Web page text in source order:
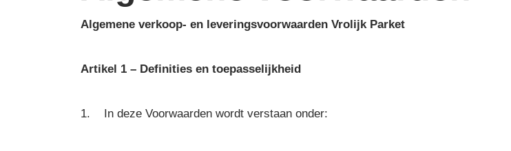
Algemene verkoop- en leveringsvoorwaarden Vrolijk Parket
Artikel 1 – Definities en toepasselijkheid
1. In deze Voorwaarden wordt verstaan onder: